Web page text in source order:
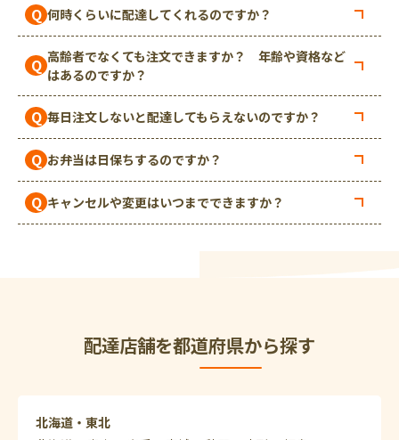
Q 何時くらいに配達してくれるのですか？
Q 高齢者でなくても注文できますか？ 年齢や資格など
はあるのですか？
Q 毎日注文しないと配達してもらえないのですか？
Q お弁当は日保ちするのですか？
Q キャンセルや変更はいつまでできますか？
配達店舗を都道府県から探す
北海道・東北